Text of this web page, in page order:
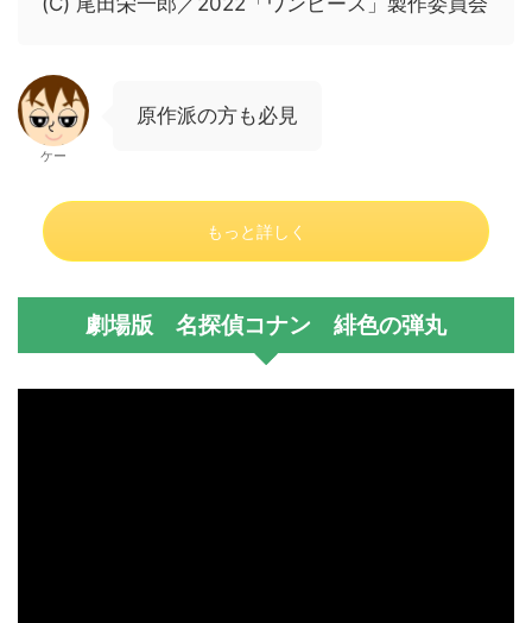
ケー
原作派の方も必見
もっと詳しく
劇場版 名探偵コナン 緋色の弾丸